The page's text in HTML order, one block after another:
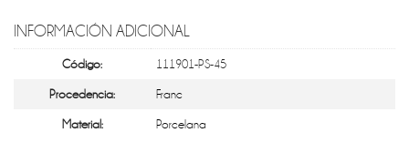
INFORMACIÓN ADICIONAL
Código: 111901-PS-45
Procedencia: Franc
Material: Porcelana